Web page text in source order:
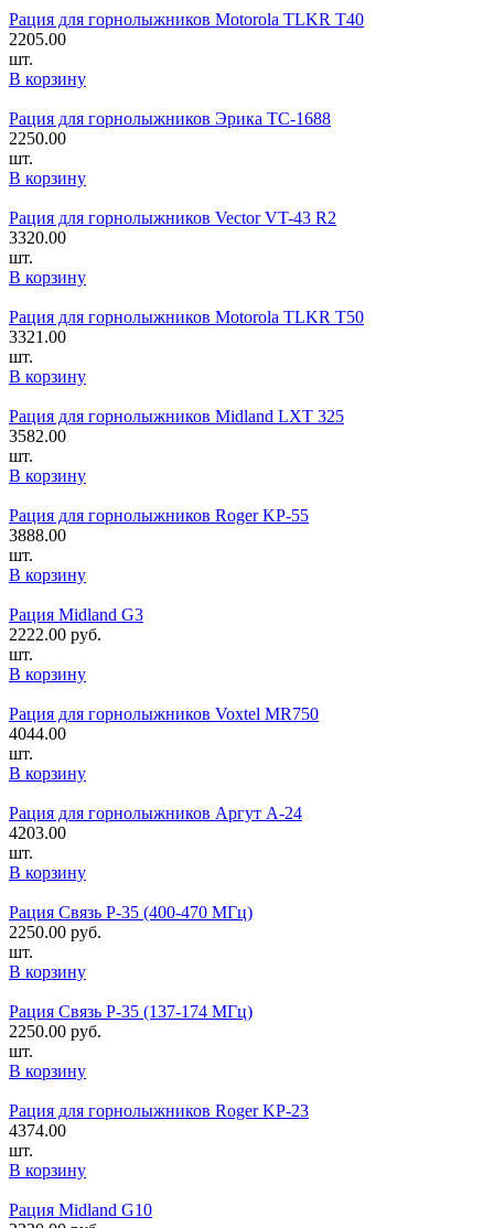
Рация для горнолыжников Motorola TLKR T40
2205.00
шт.
В корзину
Рация для горнолыжников Эрика TC-1688
2250.00
шт.
В корзину
Рация для горнолыжников Vector VT-43 R2
3320.00
шт.
В корзину
Рация для горнолыжников Motorola TLKR T50
3321.00
шт.
В корзину
Рация для горнолыжников Midland LXT 325
3582.00
шт.
В корзину
Рация для горнолыжников Roger KP-55
3888.00
шт.
В корзину
Рация Midland G3
2222.00 руб.
шт.
В корзину
Рация для горнолыжников Voxtel MR750
4044.00
шт.
В корзину
Рация для горнолыжников Аргут А-24
4203.00
шт.
В корзину
Рация Связь Р-35 (400-470 МГц)
2250.00 руб.
шт.
В корзину
Рация Связь Р-35 (137-174 МГц)
2250.00 руб.
шт.
В корзину
Рация для горнолыжников Roger KP-23
4374.00
шт.
В корзину
Рация Midland G10